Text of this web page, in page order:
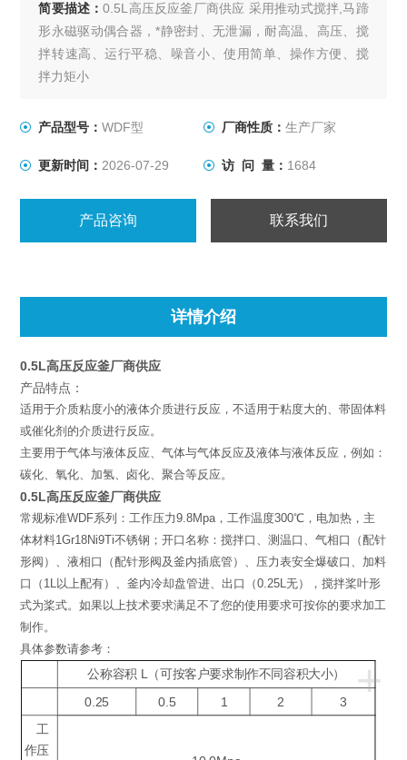
简要描述：0.5L高压反应釜厂商供应 采用推动式搅拌,马蹄
形永磁驱动偶合器，*静密封、无泄漏，耐高温、高压、搅
拌转速高、运行平稳、噪音小、使用简单、操作方便、搅
拌力矩小
产品型号：WDF型 厂商性质： 生产厂家
更新时间： 2026-07-29 访 问 量： 1684
产品咨询 联系我们
详情介绍
0.5L高压反应釜厂商供应
产品特点：
适用于介质粘度小的液体介质进行反应，不适用于粘度大的、带固体料
或催化剂的介质进行反应。
主要用于气体与液体反应、气体与气体反应及液体与液体反应，例如：
碳化、氧化、加氢、卤化、聚合等反应。
0.5L高压反应釜厂商供应
常规标准WDF系列：工作压力9.8Mpa，工作温度300℃，电加热，主
体材料1Gr18Ni9Ti不锈钢；开口名称：搅拌口、测温口、气相口（配针
形阀）、液相口（配针形阀及釜内插底管）、压力表安全爆破口、加料
口（1L以上配有）、釜内冷却盘管进、出口（0.25L无），搅拌桨叶形
式为桨式。如果以上技术要求满足不了您的使用要求可按你的要求加工
制作。
具体参数请参考：
+
公称容积 L（可按客户要求制作不同容积大小）
0.25
0.5 1 2 3
工
作压